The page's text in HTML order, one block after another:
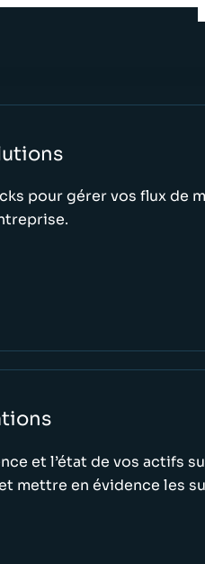
pour gérer vos flux de
et l’état de vos actifs
mettre en évidence les